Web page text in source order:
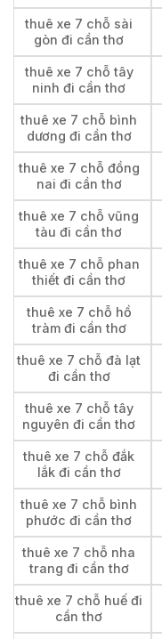
thuê xe 7 chỗ sài
gòn đi cần thơ
thuê xe 7 chỗ tây
ninh đi cần thơ
thuê xe 7 chỗ bình
dương đi cần thơ
thuê xe 7 chỗ đồng
nai đi cần thơ
thuê xe 7 chỗ vũng
tàu đi cần thơ
thuê xe 7 chỗ phan
thiết đi cần thơ
thuê xe 7 chỗ hồ
tràm đi cần thơ
thuê xe 7 chỗ đà lạt
đi cần thơ
thuê xe 7 chỗ tây
nguyên đi cần thơ
thuê xe 7 chỗ đắk
lắk đi cần thơ
thuê xe 7 chỗ bình
phước đi cần thơ
thuê xe 7 chỗ nha
trang đi cần thơ
thuê xe 7 chỗ huế đi
cần thơ